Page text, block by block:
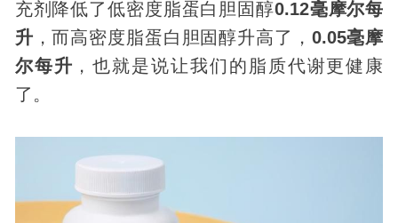
充剂降低了低密度脂蛋白胆固醇0.12毫摩尔每
升 ，而高密度脂蛋白胆固醇升高了， 0.05毫摩
尔每升 ，也就是说让我们的脂质代谢更健康
了。